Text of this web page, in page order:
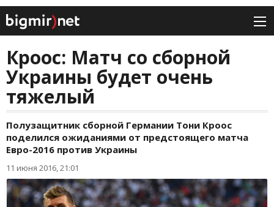
Кроос: Матч со сборной
Украины будет очень
тяжелый
Полузащитник сборной Германии Тони Кроос
поделился ожиданиями от предстоящего матча
Евро-2016 против Украины
11 июня 2016, 21:01